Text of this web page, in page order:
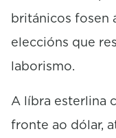
británicos fosen
eleccións que
laborismo.
A líbra esterlina
fronte ao dólar,